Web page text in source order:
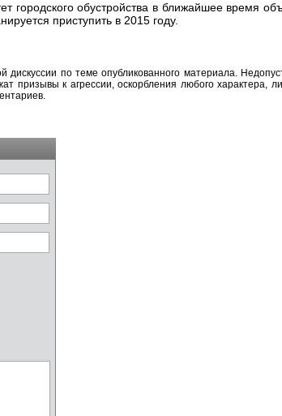
городского обустройства в ближайшее время
приступить в 2015 году.
дискуссии по теме опубликованного материала.
призывы к агрессии, оскорбления любого характера,